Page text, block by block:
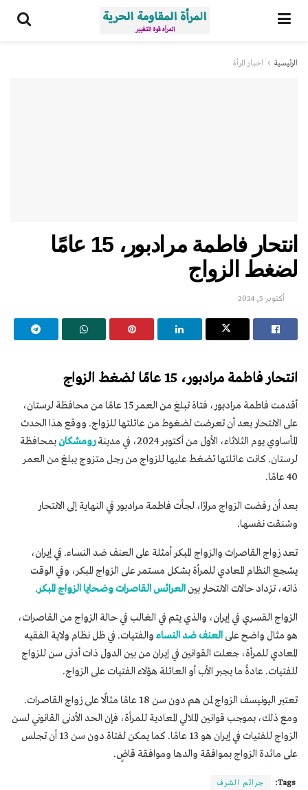
الرئيسية اخبار المرأة
انتحار فاطمة مرادبور، 15 عامًا
لضغط الزواج
أكتوبر 5, 2024
انتحار فاطمة مرادبور، 15 عامًا لضغط الزواج
أقدمت فاطمة مرادبور، فتاة تبلغ من العمر 15 عامًا من محافظة لرستان،
على الانتحار بعد أن تعرضت لضغوط من عائلتها للزواج. ووقع هذا الحدث
المأساوي يوم الثلاثاء، الأول من أكتوبر 2024، في مدينة
رومشكان بمحافظة
لرستان. كانت عائلتها تضغط عليها للزواج من رجل متزوج يبلغ من العمر
40 عامًا.
بعد أن رفضت الزواج مرارًا، لجأت فاطمة مرادبور في النهاية إلى الانتحار
وشنقت نفسها.
تعد زواج القاصرات والزواج المبكر أمثلة على العنف ضد النساء. في إيران،
يشجع النظام المعادي للمرأة بشكل مستمر على الزواج المبكر، وفي الوقت
ذاته، تزداد حالات الانتحار بين العرائس القاصرات وضحايا الزواج المبكر.
الزواج القسري في إيران، والذي يتم في الغالب في حالة الزواج من القاصرات،
هو مثال واضح على العنف ضد النساءوالفتيات. في ظل نظام ولاية الفقيه
المعادي للمرأة، جعلت القوانين في إيران من بين الدول ذات أدنى سن للزواج
للفتيات. عادةً ما يجبر الأب أو العائلة هؤلاء الفتيات على الزواج.
تعتبر اليونيسف الزواج لمن هم دون سن 18 عامًا مثالًا على زواج القاصرات.
ومع ذلك، بموجب قوانين الملالي المعادية للمرأة، فإن الحد الأدنى القانوني لسن
الزواج للفتيات في إيران هو 13 عامًا. كما يمكن لفتاة دون سن 13 أن تجلس
على مائدة الزواج بموافقة والدها وموافقة قاضٍ.
Tags: جرائم الشرف